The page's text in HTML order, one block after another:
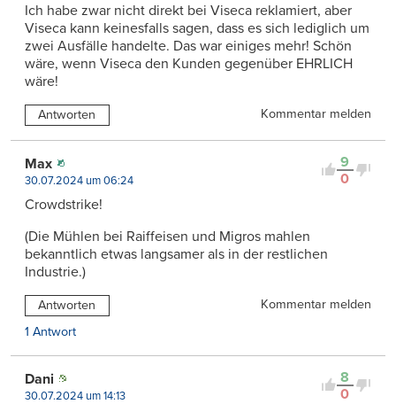
Ich habe zwar nicht direkt bei Viseca reklamiert, aber
Viseca kann keinesfalls sagen, dass es sich lediglich um
zwei Ausfälle handelte. Das war einiges mehr! Schön
wäre, wenn Viseca den Kunden gegenüber EHRLICH
wäre!
Antworten Kommentar melden
9
0
Max
30.07.2024 um 06:24
Crowdstrike!
(Die Mühlen bei Raiffeisen und Migros mahlen
bekanntlich etwas langsamer als in der restlichen
Industrie.)
Antworten
Kommentar melden
1 Antwort
8
0
Dani
30.07.2024 um 14:13